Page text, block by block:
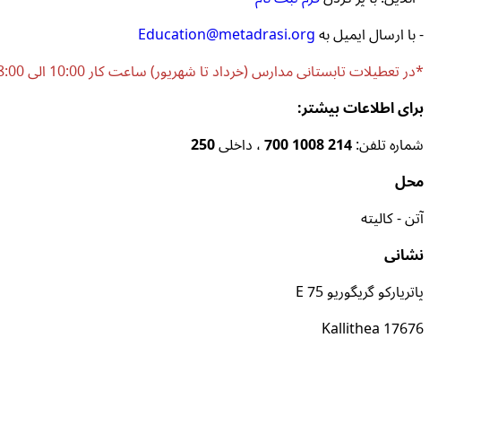
- با ارسال ایمیل بهEducation@metadrasi.org
*در تعطیلات تابستانی مدارس (خرداد تا شهریور) ساعت کار 10:00 الی 18:00 می باشد.
برای اطلاعات بیشتر:
شماره تلفن:214 1008 700 ، داخلی250
محل
آتن - کالیته
نشانی
پاتریارکو گریگوریو E 75
Kallithea 17676